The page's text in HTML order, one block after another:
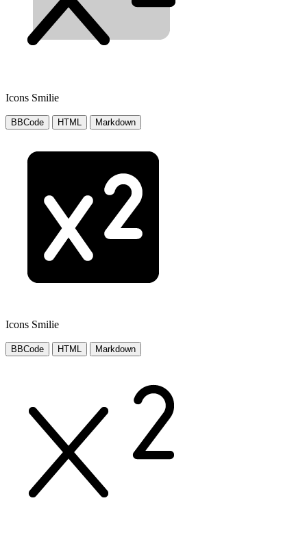
Icons Smilie
BBCode HTML Markdown
Icons Smilie
BBCode HTML Markdown